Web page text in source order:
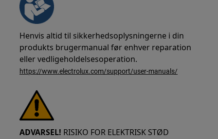
Henvis altid til sikkerhedsoplysningerne i din
produkts brugermanual før enhver reparation
eller vedligeholdelsesoperation.
https://www.electrolux.com/support/user-manuals/
ADVARSEL! RISIKO FOR ELEKTRISK STØD